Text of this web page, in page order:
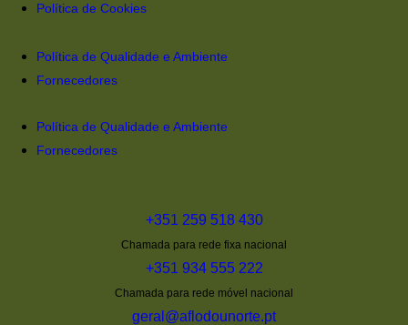
Política de Cookies
Política de Qualidade e Ambiente
Fornecedores
Política de Qualidade e Ambiente
Fornecedores
+351 259 518 430
Chamada para rede fixa nacional
+351 934 555 222
Chamada para rede móvel nacional
geral@aflodounorte.pt